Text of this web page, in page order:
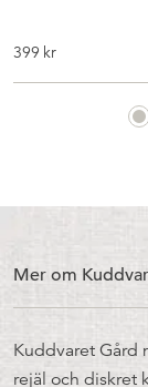
399 kr
Mer om
Kuddvaret Gård
rejäl och diskret